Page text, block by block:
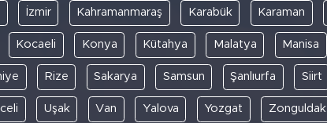
İzmir Kahramanmaraş Karabük Karaman
Kocaeli Konya Kütahya Malatya Manisa
Rize Sakarya Samsun Şanlıurfa Siirt
Uşak Van Yalova Yozgat Zonguldak